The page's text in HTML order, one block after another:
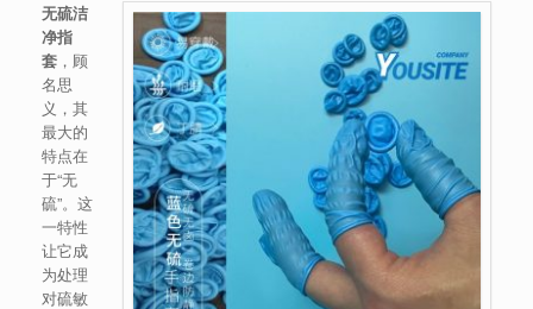
无硫洁
净指
套 ，顾
名思
义，其
最大的
特点在
于“无
硫”。这
一特性
让它成
为处理
对硫敏